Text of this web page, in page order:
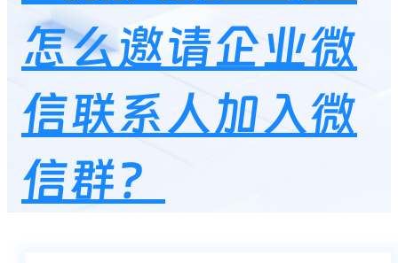
怎么邀请企业微
信联系人加入微
信群？